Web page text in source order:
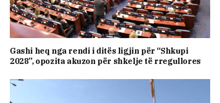
Gashi heq nga rendi i ditës ligjin për “Shkupi
2028”, opozita akuzon për shkelje të rregullores